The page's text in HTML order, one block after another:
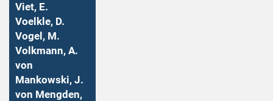
Viet, E.
Voelkle, D.
Vogel, M.
Volkmann, A.
von
Mankowski, J.
von Mengden,